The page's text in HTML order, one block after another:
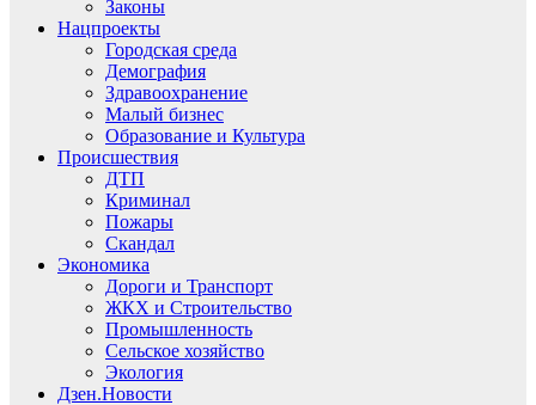
Законы
Нацпроекты
Городская среда
Демография
Здравоохранение
Малый бизнес
Образование и Культура
Происшествия
ДТП
Криминал
Пожары
Скандал
Экономика
Дороги и Транспорт
ЖКХ и Строительство
Промышленность
Сельское хозяйство
Экология
Дзен.Новости